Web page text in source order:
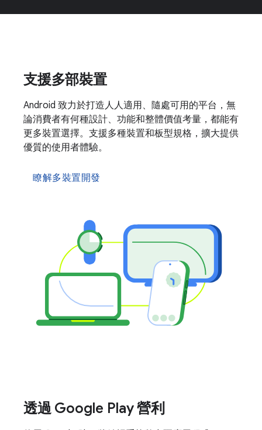
支援多部裝置
Android 致力於打造人人適用、隨處可用的平台，無
論消費者有何種設計、功能和整體價值考量，都能有
更多裝置選擇。支援多種裝置和板型規格，擴大提供
優質的使用者體驗。
瞭解多裝置開發
透過 Google Play 營利